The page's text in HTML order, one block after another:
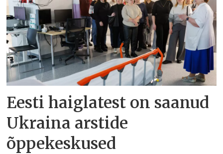
Eesti haiglatest on saanud
Ukraina arstide
õppekeskused